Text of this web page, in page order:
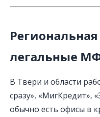
легальные
В Твери и области
сразу», «МигКредит»,
обычно есть офисы в